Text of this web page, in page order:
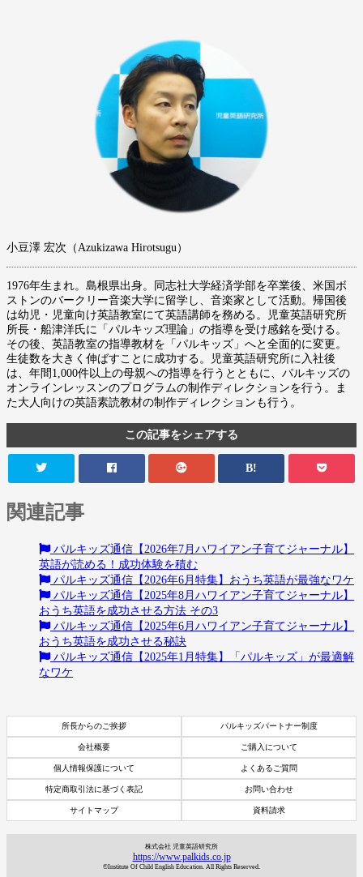
小豆澤 宏次（Azukizawa Hirotsugu）
1976年生まれ。島根県出身。同志社大学経済学部を卒業後、米国ボ
ストンのバークリー音楽大学に留学し、音楽家として活動。帰国後
は幼児・児童向け英語教室にて英語講師を務める。児童英語研究所
所長・船津洋氏に「パルキッズ理論」の指導を受け感銘を受ける。
その後、英語教室の指導教材を「パルキッズ」へと全面的に変更。
生徒数を大きく伸ばすことに成功する。児童英語研究所に入社後
は、年間1,000件以上の母親への指導を行うとともに、パルキッズの
オンラインレッスンのプログラムの制作ディレクションを行う。ま
た大人向けの英語素読教材の制作ディレクションも行う。
この記事をシェアする
B!
関連記事
パルキッズ通信【2026年7月ハワイアン子育てジャーナル】
英語が読める！成功体験を積む
パルキッズ通信【2026年6月特集】おうち英語が最強なワケ
パルキッズ通信【2025年8月ハワイアン子育てジャーナル】
おうち英語を成功させる方法 その3
パルキッズ通信【2025年6月ハワイアン子育てジャーナル】
おうち英語を成功させる秘訣
パルキッズ通信【2025年1月特集】「パルキッズ」が最適解
なワケ
所長からのご挨拶 パルキッズパートナー制度
会社概要 ご購入について
個人情報保護について よくあるご質問
特定商取引法に基づく表記 お問い合わせ
サイトマップ 資料請求
株式会社 児童英語研究所
https://www.palkids.co.jp
©Institute Of Child English Education. All Rights Reserved.